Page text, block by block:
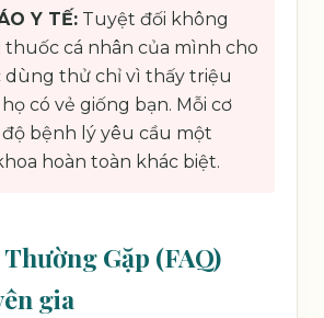
Y TẾ: Tuyệt đối không
thuốc cá nhân của mình cho
dùng thử chỉ vì thấy triệu
có vẻ giống bạn. Mỗi cơ
bệnh lý yêu cầu một
hoàn toàn khác biệt.
Gặp (FAQ)
gia